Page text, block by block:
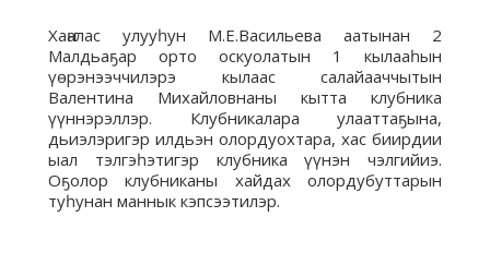
Хаҥалас улууһун М.Е.Васильева аатынан 2
Малдьаҕар орто оскуолатын 1 кылааһын
үөрэнээччилэрэ кылаас салайааччытын
Валентина Михайловнаны кытта клубника
үүннэрэллэр. Клубникалара улааттаҕына,
дьиэлэригэр илдьэн олордуохтара, хас биирдии
ыал тэлгэһэтигэр клубника үүнэн чэлгийиэ.
Оҕолор клубниканы хайдах олордубуттарын
туһунан маннык кэпсээтилэр.